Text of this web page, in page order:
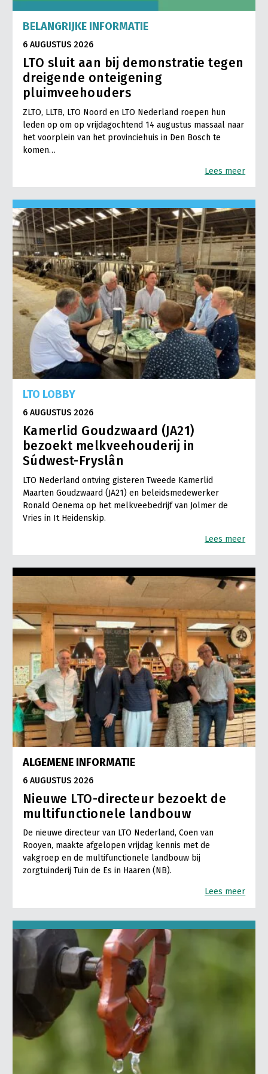
Melkveehouderij
Paardenhouderij
Pluimveehouderij
Varkenshouderij
Vleesveehouderij
Bomen, vaste planten en zomerbloemen
Fruitteelt
Glastuinbouw
Vollegrondsgroente
Nieuws
Webinars
Over LTO
LTO Nederland
Mensen
Medewerkers
Vakgroepbestuurders
Vacatures
Pers
Contact
BELANGRIJKE INFORMATIE
6 AUGUSTUS 2026
LTO sluit aan bij demonstratie tegen
dreigende onteigening
pluimveehouders
ZLTO, LLTB, LTO Noord en LTO Nederland roepen hun
leden op om op vrijdagochtend 14 augustus massaal naar
het voorplein van het provinciehuis in Den Bosch te
komen…
Lees meer
LTO LOBBY
6 AUGUSTUS 2026
Kamerlid Goudzwaard (JA21)
bezoekt melkveehouderij in
Súdwest-Fryslân
LTO Nederland ontving gisteren Tweede Kamerlid
Maarten Goudzwaard (JA21) en beleidsmedewerker
Ronald Oenema op het melkveebedrijf van Jolmer de
Vries in It Heidenskip.
Lees meer
ALGEMENE INFORMATIE
6 AUGUSTUS 2026
Nieuwe LTO-directeur bezoekt de
multifunctionele landbouw
De nieuwe directeur van LTO Nederland, Coen van
Rooyen, maakte afgelopen vrijdag kennis met de
vakgroep en de multifunctionele landbouw bij
zorgtuinderij Tuin de Es in Haaren (NB).
Lees meer